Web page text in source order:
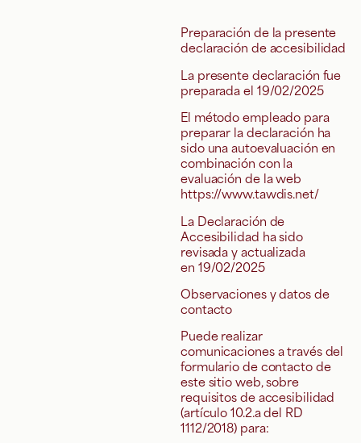
Preparación de la presente
declaración de accesibilidad
La presente declaración fue
preparada el 19/02/2025
El método empleado para
preparar la declaración ha
sido una autoevaluación en
combinación con la
evaluación de la web
https://www.tawdis.net/
La Declaración de
Accesibilidad ha sido
revisada y actualizada
en 19/02/2025
Observaciones y datos de
contacto
Puede realizar
comunicaciones a través del
formulario de contacto de
este sitio web, sobre
requisitos de accesibilidad
(artículo 10.2.a del RD
1112/2018) para: